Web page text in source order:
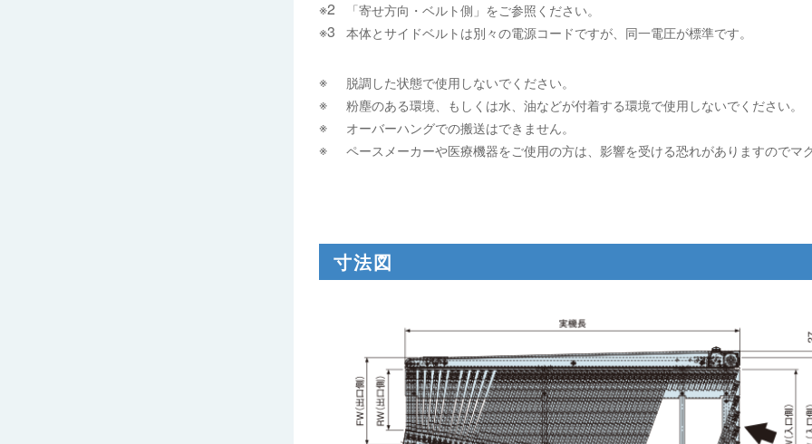
「寄せ方向・ベルト側」をご参照ください。
本体とサイドベルトは別々の電源コードですが、同一電圧が標準です。
脱調した状態で使用しないでください。
粉塵のある環境、もしくは水、油などが付着する環境で使用しないでください。
オーバーハングでの搬送はできません。
ペースメーカーや医療機器をご使用の方は、影響を受ける恐れがありますのでマ
寸法図